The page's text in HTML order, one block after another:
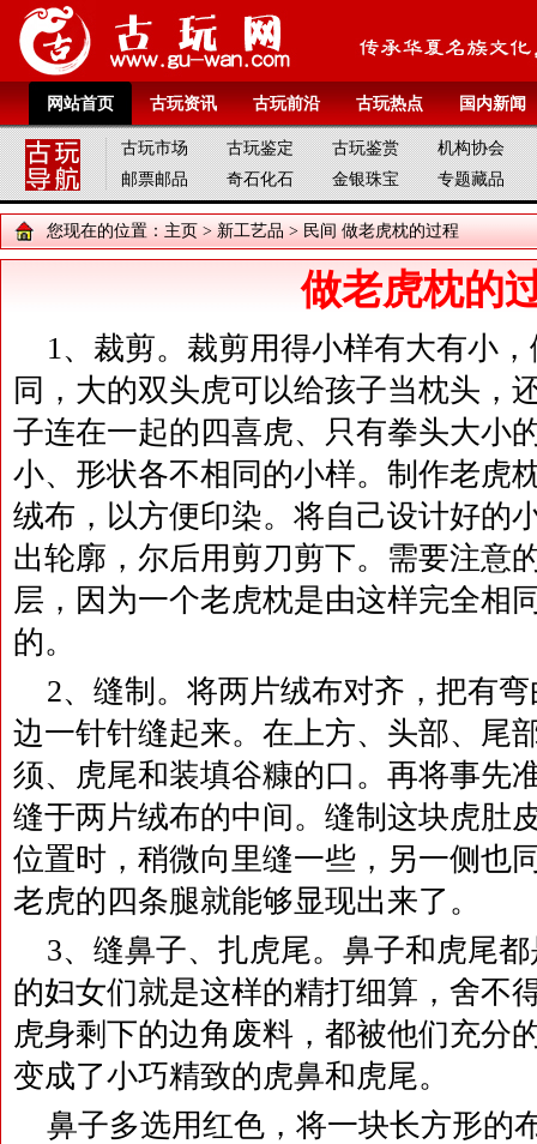
网站首页 古玩资讯 古玩前沿 古玩热点 国内新闻
古玩市场 古玩鉴定 古玩鉴赏
机构协会
邮票邮品
奇石化石 金银珠宝 专题藏品
您现在的位置： 主页 > 新工艺品 > 民间 做老虎枕的过程
做老虎枕的
1、裁剪。裁剪用得小样有大有小
同，大的双头虎可以给孩子当枕头，
子连在一起的四喜虎、只有拳头大小
小、形状各不相同的小样。制作老虎
绒布，以方便印染。将自己设计好的
出轮廓，尔后用剪刀剪下。需要注意
层，因为一个老虎枕是由这样完全相
的。
2、缝制。将两片绒布对齐，把有
边一针针缝起来。在上方、头部、尾
须、虎尾和装填谷糠的口。再将事先
缝于两片绒布的中间。缝制这块虎肚
位置时，稍微向里缝一些，另一侧也
老虎的四条腿就能够显现出来了。
3、缝鼻子、扎虎尾。鼻子和虎尾
的妇女们就是这样的精打细算，舍不
虎身剩下的边角废料，都被他们充分
变成了小巧精致的虎鼻和虎尾。
鼻子多选用红色，将一块长方形的